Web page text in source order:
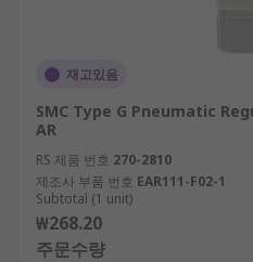
재고있음
SMC Type G Pneumatic
AR
RS 제품 번호 270-2810
제조사 부품 번호 EAR111-F02-1
Subtotal (1 unit)
₩268.20
주문수량